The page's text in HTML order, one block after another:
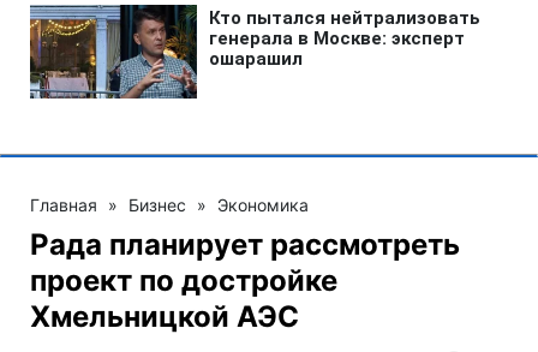
Главная » Бизнес » Экономика
Рада планирует рассмотреть
проект по достройке
Хмельницкой АЭС